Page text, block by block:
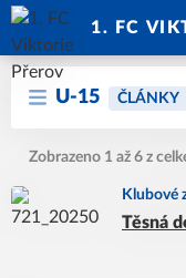
1. FC
U-15 ČLÁNKY
Zobrazeno 1 až 6 z
Klubové
Těsná